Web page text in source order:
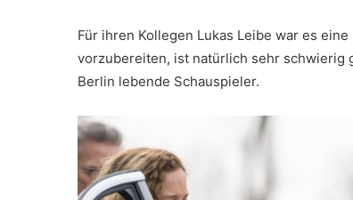
Für ihren Kollegen Lukas Leibe war es
vorzubereiten, ist natürlich sehr schwierig
Berlin lebende Schauspieler.